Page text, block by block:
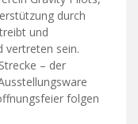
durch
und
vertreten sein.
– der
folgen